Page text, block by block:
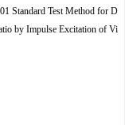
Standard Test Method for D
by Impulse Excitation of Vi